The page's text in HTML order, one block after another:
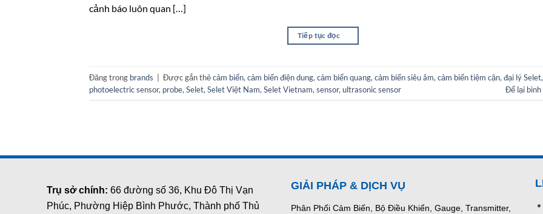
cảnh báo luôn quan […]
Tiếp tục đọc
Đăng trong brands Được gắn thẻcảm biến, cảm biến điện dung, cảm biến quang, cảm biến siêu âm, cảm biến tiệm cận, đại lý Selet,
photoelectric sensor, probe, Selet, Selet Việt Nam, Selet Vietnam, sensor, ultrasonic sensor Để lại bình
Trụ sở chính: 66 đường số 36, Khu Đô Thị Vạn
Phúc, Phường Hiệp Bình Phước, Thành phố Thủ
GIẢI PHÁP & DỊCH VỤ
Phân Phối Cảm Biến, Bộ Điều Khiển, Gauge, Transmitter,